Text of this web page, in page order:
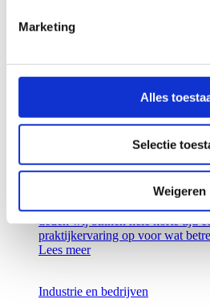
Marketing
Alles
Selectie
Weigeren
De bestaande huisvesting van
aan de Croeselaan is verbouwd
ontvangstgebied is aangepakt.
Onderwijs en wetenschap
NIOO KNAW WAGENINGEN
Door de uitzonderlijk hoge eisen
stelde aan de eco-effectiviteit
deden wij binnen hele korte tijd
praktijkervaring op voor wat
Lees meer
Industrie en bedrijven